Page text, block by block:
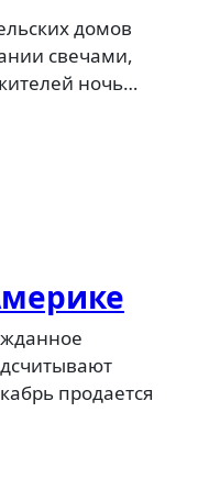
свечами,
ночь…
продается